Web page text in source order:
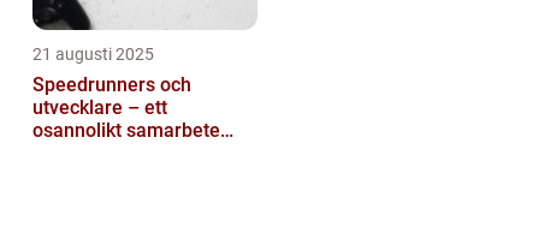
21 augusti 2025
Speedrunners och
utvecklare – ett
osannolikt samarbete